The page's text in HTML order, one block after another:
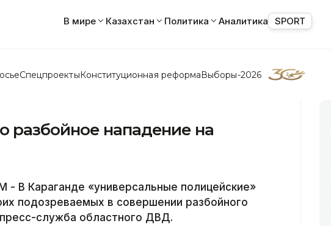
В мире Казахстан Политика Аналитика SPORT
СпецпроектыКонституционная реформаВыборы-2026
разбойное нападение на
В Караганде «универсальные полицейские»
подозреваемых в совершении разбойного
служба областного ДВД.